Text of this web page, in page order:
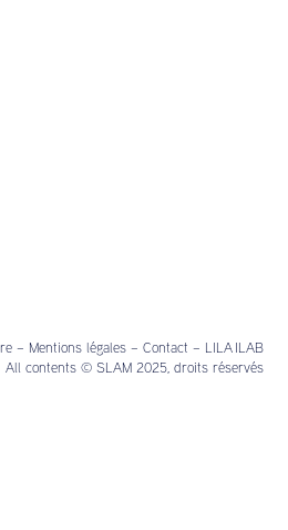
– Mentions légales– Contact – LILA ILAB
All contents © SLAM 2025, droits réservés